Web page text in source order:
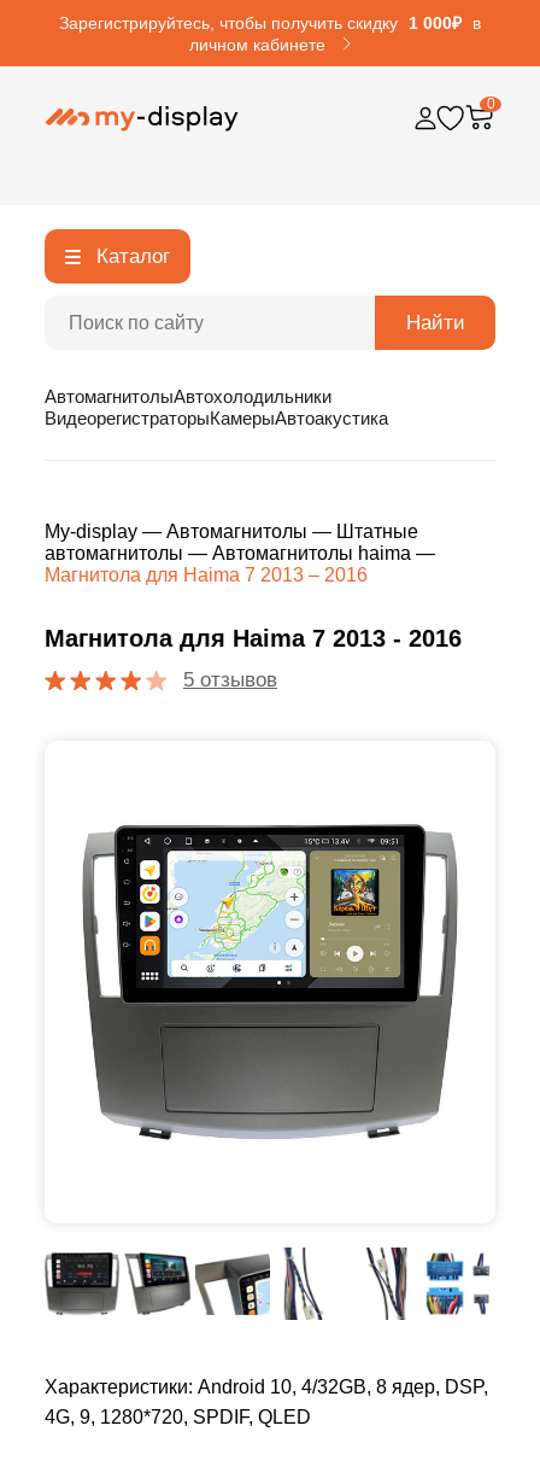
Зарегистрируйтесь, чтобы получить скидку 1 000₽
в
личном кабинете
0
Каталог
Найти
АвтомагнитолыАвтохолодильники
ВидеорегистраторыКамерыАвтоакустика
My-display — Автомагнитолы — Штатные
автомагнитолы — Автомагнитолы haima —
Магнитола для Haima 7 2013 – 2016
Магнитола для Haima 7 2013 - 2016
5 отзывов
Характеристики: Android 10, 4/32GB, 8 ядер, DSP,
4G, 9, 1280*720, SPDIF, QLED